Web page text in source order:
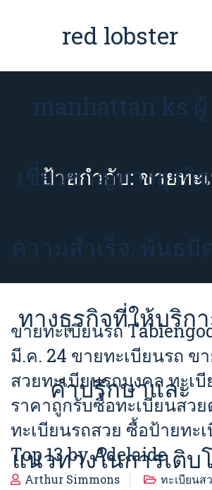
red lobster
manhattan ks ผู้
เชี่ยวชาญทางธุรกิ
ความสำเร็จ: พันธมิ
ทางธุรกิจที่ให้บริก
คำปรึกษาและ
แนวทางในการเติบ
ป้ายกำกับ:ขายทะ
ขายทะเบียนรถ
มี.ค. 24 ขายทะเบียนรถ ข
สวยทะเบียนรถมงคล ทะเ
ราคาถูกรับซื้อทะเบียนสวย
ทะเบียนรถสวย ซื้อป้ายทะ
Top 13 by Adelaide
Arthur Simmons ทะเบียนส